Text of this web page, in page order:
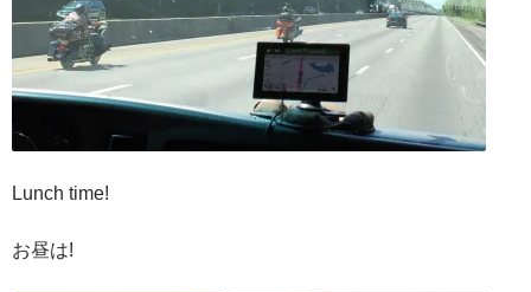
Lunch time!
お昼は!